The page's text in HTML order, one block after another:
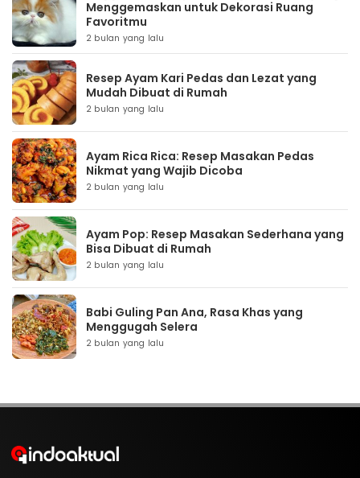
Menggemaskan untuk Dekorasi Ruang
Favoritmu
2 bulan yang lalu
Resep Ayam Kari Pedas dan Lezat yang
Mudah Dibuat di Rumah
2 bulan yang lalu
Ayam Rica Rica: Resep Masakan Pedas
Nikmat yang Wajib Dicoba
2 bulan yang lalu
Ayam Pop: Resep Masakan Sederhana yang
Bisa Dibuat di Rumah
2 bulan yang lalu
Babi Guling Pan Ana, Rasa Khas yang
Menggugah Selera
2 bulan yang lalu